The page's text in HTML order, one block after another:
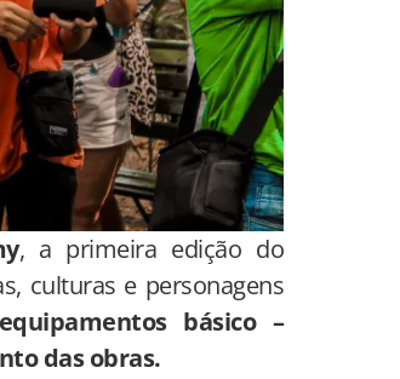
, a primeira edição do
culturas e personagens
básico –
das obras.